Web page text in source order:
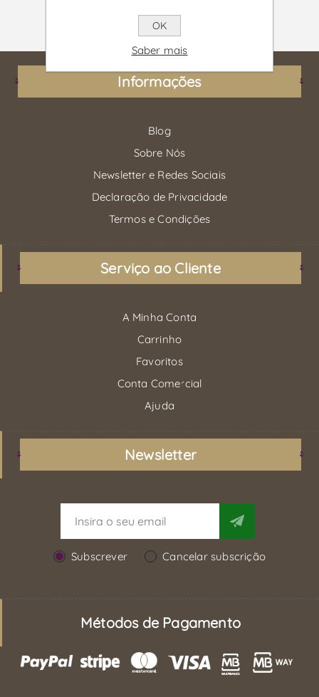
Informações
Blog
Sobre Nós
Newsletter e Redes Sociais
Declaração de Privacidade
Termos e Condições
Serviço ao Cliente
A Minha Conta
Carrinho
Favoritos
Conta Comercial
Ajuda
Newsletter
Subscrever Cancelar subscrição
Métodos de Pagamento
OK
Saber mais